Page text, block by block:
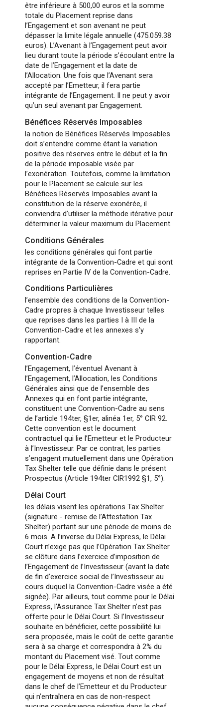
être inférieure à 500,00 euros et la somme
totale du Placement reprise dans
l’Engagement et son avenant ne peut
dépasser la limite légale annuelle (475.059.38
euros). L’Avenant à l’Engagement peut avoir
lieu durant toute la période s’écoulant entre la
date de l’Engagement et la date de
l’Allocation. Une fois que l’Avenant sera
accepté par l’Emetteur, il fera partie
intégrante de l’Engagement. Il ne peut y avoir
qu’un seul avenant par Engagement.
Bénéfices Réservés Imposables
la notion de Bénéfices Réservés Imposables
doit s’entendre comme étant la variation
positive des réserves entre le début et la fin
de la période imposable visée par
l’exonération. Toutefois, comme la limitation
pour le Placement se calcule sur les
Bénéfices Réservés Imposables avant la
constitution de la réserve exonérée, il
conviendra d’utiliser la méthode itérative pour
déterminer la valeur maximum du Placement.
Conditions Générales
les conditions générales qui font partie
intégrante de la Convention-Cadre et qui sont
reprises en Partie IV de la Convention-Cadre.
Conditions Particulières
l’ensemble des conditions de la Convention-
Cadre propres à chaque Investisseur telles
que reprises dans les parties I à III de la
Convention-Cadre et les annexes s’y
rapportant.
Convention-Cadre
l’Engagement, l’éventuel Avenant à
l’Engagement, l’Allocation, les Conditions
Générales ainsi que de l’ensemble des
Annexes qui en font partie intégrante,
constituent une Convention-Cadre au sens
de l’article 194ter, §1er, alinéa 1er, 5° CIR 92.
Cette convention est le document
contractuel qui lie l’Emetteur et le Producteur
à l’Investisseur. Par ce contrat, les parties
s’engagent mutuellement dans une Opération
Tax Shelter telle que définie dans le présent
Prospectus (Article 194ter CIR1992 §1, 5°).
Délai Court
les délais visent les opérations Tax Shelter
(signature - remise de l’Attestation Tax
Shelter) portant sur une période de moins de
6 mois. A l’inverse du Délai Express, le Délai
Court n’exige pas que l’Opération Tax Shelter
se clôture dans l’exercice d’imposition de
l’Engagement de l’Investisseur (avant la date
de fin d’exercice social de l’Investisseur au
cours duquel la Convention-Cadre visée a été
signée). Par ailleurs, tout comme pour le Délai
Express, l’Assurance Tax Shelter n’est pas
offerte pour le Délai Court. Si l’Investisseur
souhaite en bénéficier, cette possibilité lui
sera proposée, mais le coût de cette garantie
sera à sa charge et correspondra à 2% du
montant du Placement visé. Tout comme
pour le Délai Express, le Délai Court est un
engagement de moyens et non de résultat
dans le chef de l’Emetteur et du Producteur
qui n’entraînera en cas de non-respect